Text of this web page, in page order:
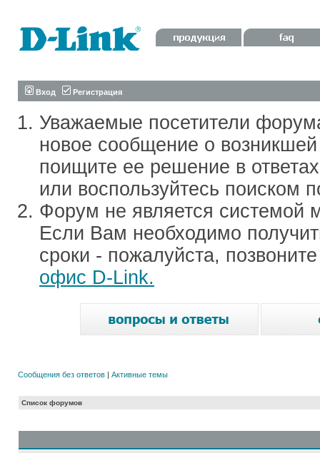
Вход Регистрация
Уважаемые посетители
новое сообщение о
поищите ее решение в
или воспользуйтесь поиском
Форум не является системой
Если Вам необходимо
сроки - пожалуйста,
офис D-Link.
Сообщения без ответов | Активные темы
Список форумов